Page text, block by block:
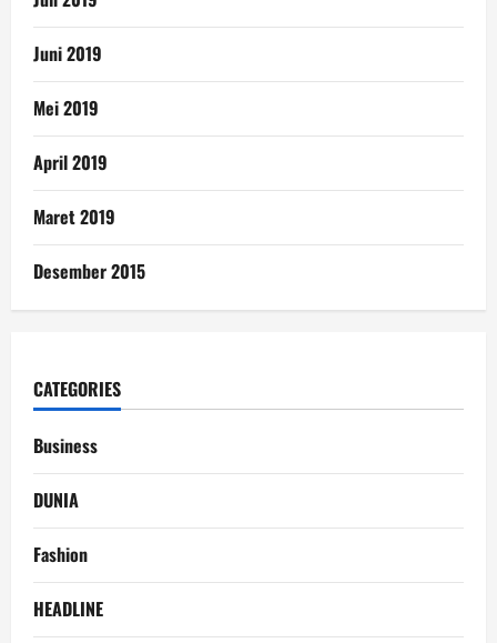
Juni 2019
Mei 2019
April 2019
Maret 2019
Desember 2015
CATEGORIES
Business
DUNIA
Fashion
HEADLINE